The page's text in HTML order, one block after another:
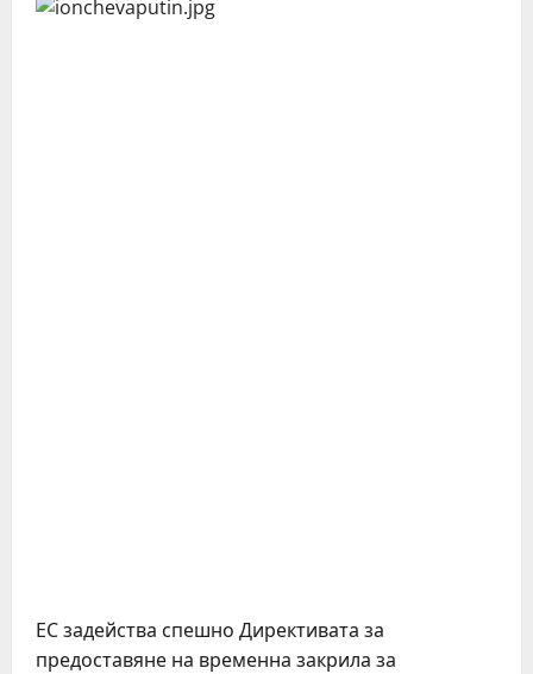
ЕС задейства спешно Директивата за
предоставяне на временна закрила за